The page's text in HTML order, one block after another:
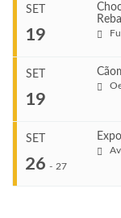
Ago 22, 2026
Ago 23, 2026
VENUE
Set 11, 2026
Set 12, 2026
VENUE
SET
19
Set 19, 2026
SET
19
SET
26 - 27